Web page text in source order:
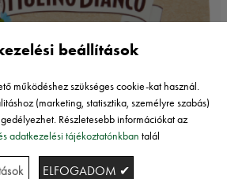
beállítások
működéshez szükséges cookie-kat használ.
(marketing, statisztika, személyre szabás)
Részletesebb információkat az
adatkezelési tájékoztatónkban talál
ELFOGADOM ✔